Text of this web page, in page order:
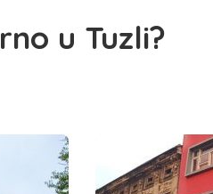
u Tuzli?